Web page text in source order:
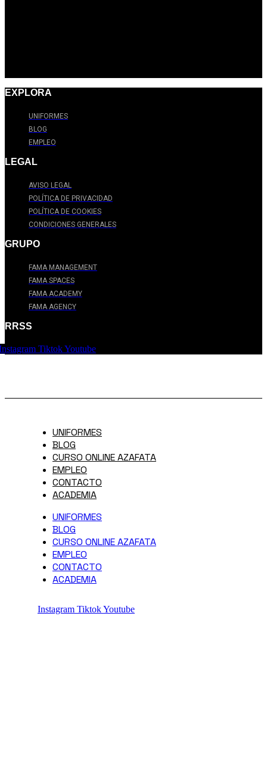
EXPLORA
UNIFORMES
BLOG
EMPLEO
LEGAL
AVISO LEGAL
POLÍTICA DE PRIVACIDAD
POLÍTICA DE COOKIES
CONDICIONES GENERALES
GRUPO
FAMA MANAGEMENT
FAMA SPACES
FAMA ACADEMY
FAMA AGENCY
RRSS
TiktokYoutube
UNIFORMES
BLOG
CURSO ONLINE AZAFATA
EMPLEO
CONTACTO
ACADEMIA
UNIFORMES
BLOG
CURSO ONLINE AZAFATA
EMPLEO
CONTACTO
ACADEMIA
Instagram TiktokYoutube